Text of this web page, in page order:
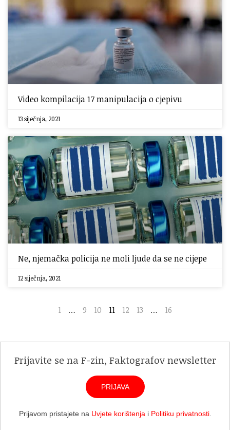
Video kompilacija 17 manipulacija o cjepivu
13 siječnja, 2021
Ne, njemačka policija ne moli ljude da se ne cijepe
12 siječnja, 2021
1 … 9 10 11 12 13 … 16
Prijavite se na F-zin, Faktografov newsletter
PRIJAVA
Prijavom pristajete na Uvjete korištenja i Politiku privatnosti.